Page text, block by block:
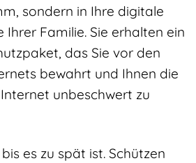
sondern in Ihre digitale
Ihrer Familie. Sie erhalten ein
das Sie vor den
bewahrt und Ihnen die
unbeschwert zu
es zu spät ist. Schützen